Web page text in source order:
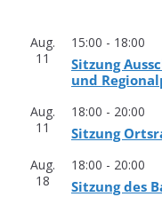
Aug.
11
15:00 - 18:00
Sit­zung
und
Aug.
11
18:00 - 20:00
Sit­zung
Aug.
18
18:00 - 20:00
Sit­zung des